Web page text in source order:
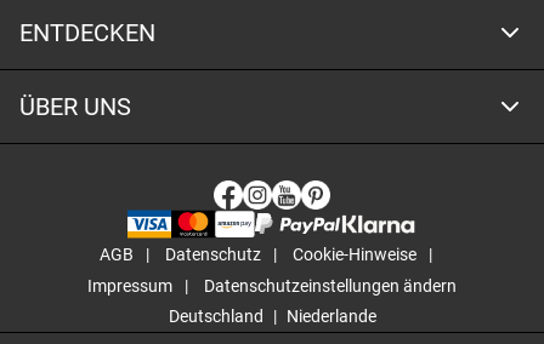
ENTDECKEN
ÜBER UNS
AGB Datenschutz
Cookie-Hinweise
Impressum
Datenschutzeinstellungen ändern
Deutschland
Niederlande